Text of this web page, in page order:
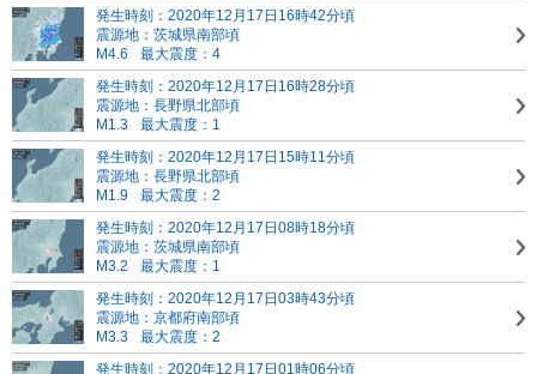
発生時刻：2020年12月17日16時42分頃
震源地：茨城県南部頃
M4.6
最大震度：4
発生時刻：2020年12月17日16時28分頃
震源地：長野県北部頃
M1.3
最大震度：1
発生時刻：2020年12月17日15時11分頃
震源地：長野県北部頃
M1.9
最大震度：2
発生時刻：2020年12月17日08時18分頃
震源地：茨城県南部頃
M3.2
最大震度：1
発生時刻：2020年12月17日03時43分頃
震源地：京都府南部頃
M3.3
最大震度：2
発生時刻：2020年12月17日01時06分頃